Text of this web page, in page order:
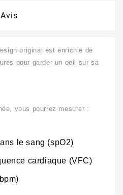
Avis
original est enrichie de
pour garder un oeil sur sa
vous pourrez mesurer :
le sang (spO2)
cardiaque (VFC)